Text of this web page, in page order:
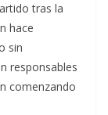
tras la
hace
sin
responsables
comenzando